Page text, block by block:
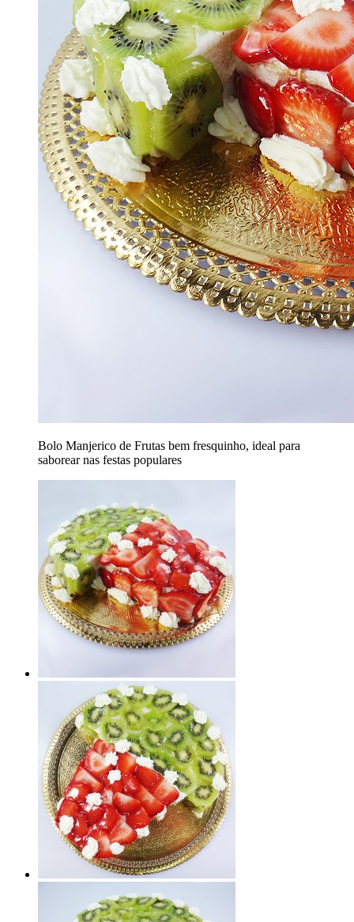
Bolo Manjerico de Frutas bem fresquinho, ideal para
saborear nas festas populares